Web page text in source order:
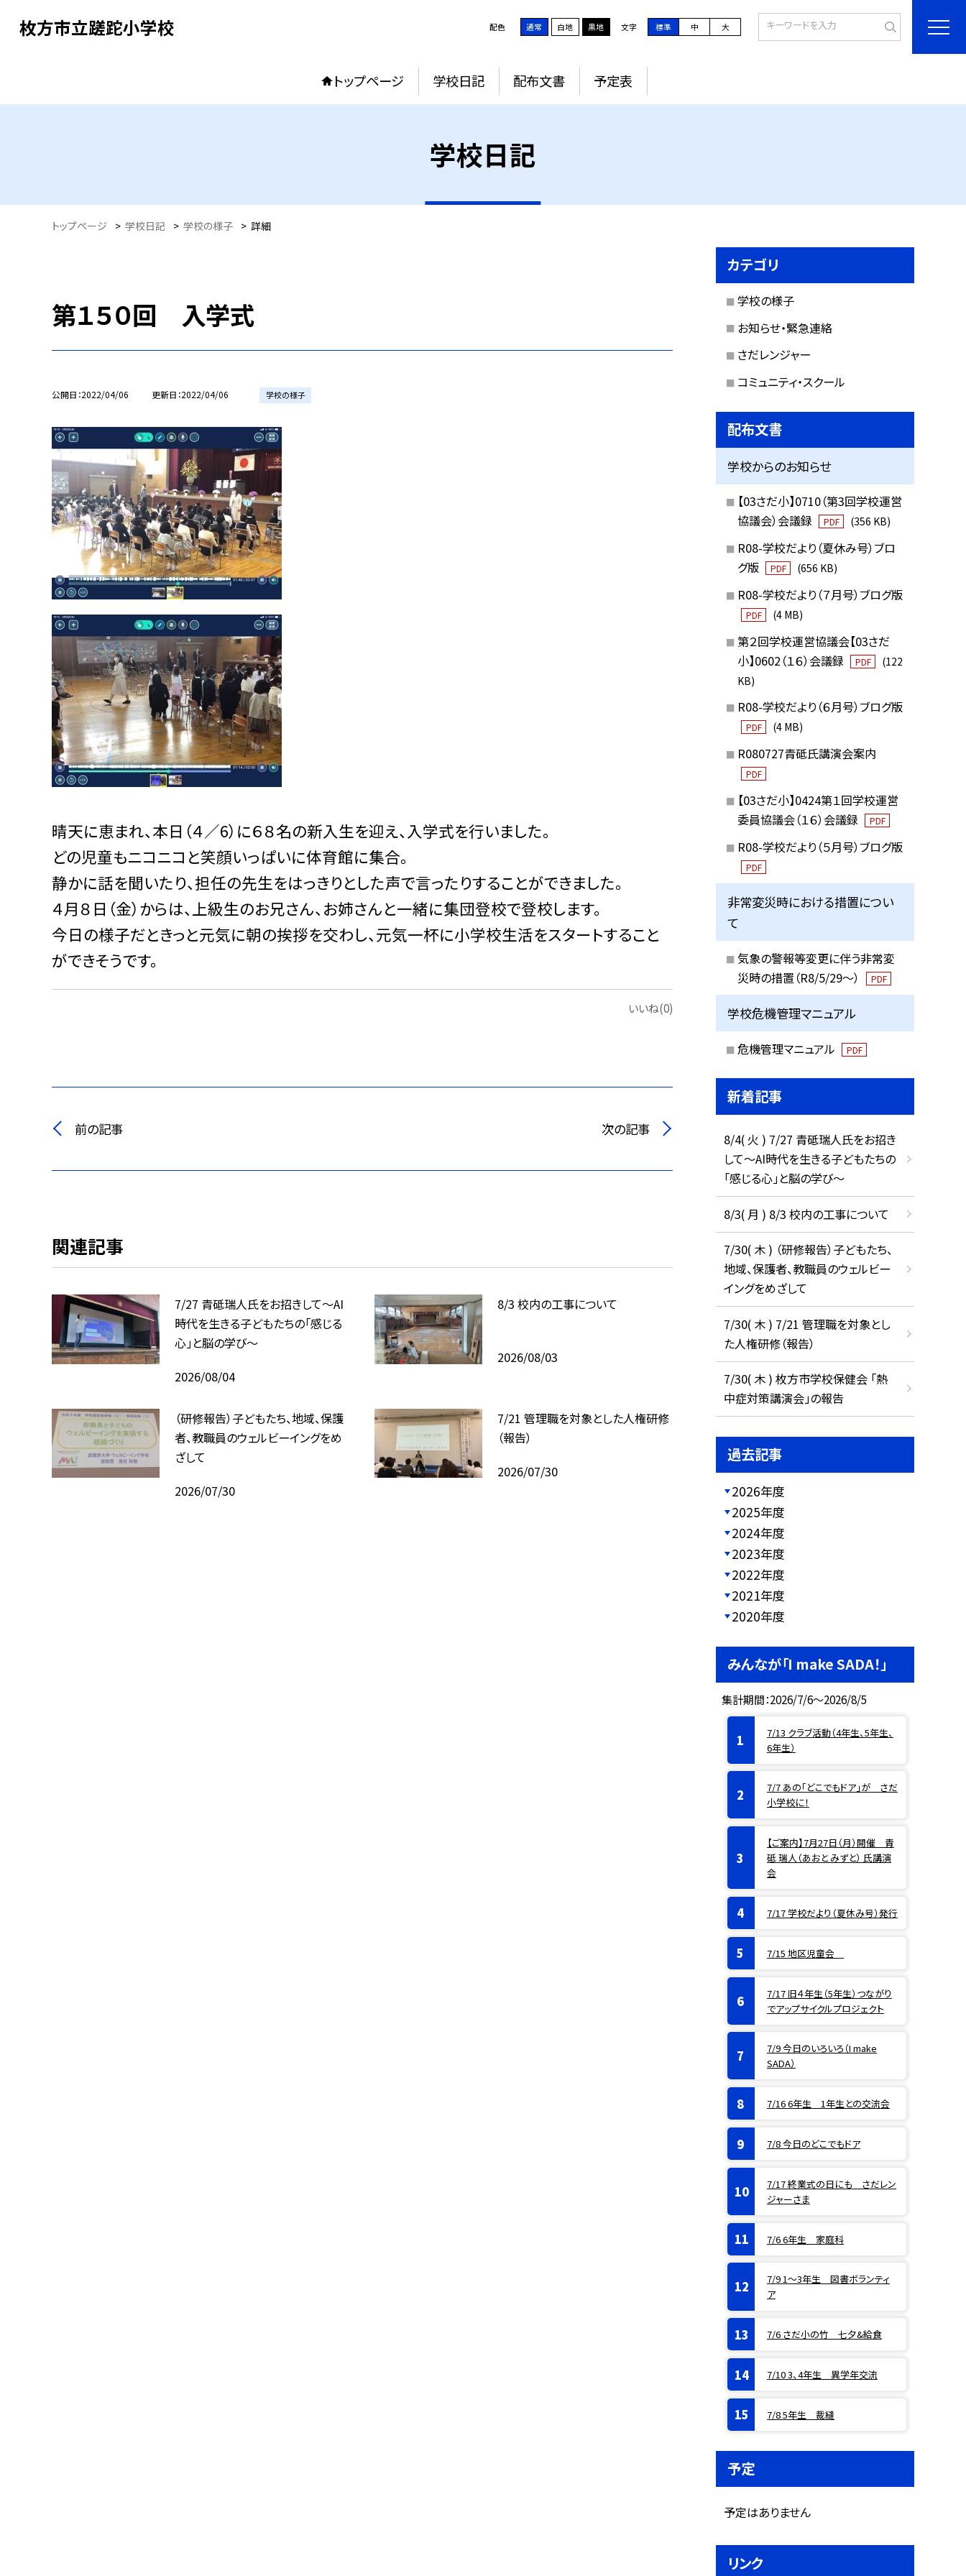
枚方市立蹉跎小学校 配色 通常 白地 黒地 文字 標準 中 大
トップページ 学校日記 配布文書 予定表
学校日記
トップページ > 学校日記 > 学校の様子 > 詳細
第１５０回 入学式
公開日 2022/04/06 更新日 2022/04/06 学校の様子
晴天に恵まれ、本日（４／6）に６８名の新入生を迎え、入学式を行いました。
どの児童もニコニコと笑顔いっぱいに体育館に集合。
静かに話を聞いたり、担任の先生をはっきりとした声で言ったりすることができました。
４月８日（金）からは、上級生のお兄さん、お姉さんと一緒に集団登校で登校します。
今日の様子だときっと元気に朝の挨拶を交わし、元気一杯に小学校生活をスタートすること
ができそうです。
いいね(0)
前の記事 次の記事
関連記事
7/27 青砥瑞人氏をお招きして〜AI
時代を生きる子どもたちの「感じる
心」と脳の学び〜
2026/08/04
8/3 校内の工事について
2026/08/03
（研修報告）子どもたち、地域、保護
者、教職員のウェルビーイングをめ
ざして
2026/07/30
7/21 管理職を対象とした人権研修
（報告）
2026/07/30
カテゴリ
学校の様子
お知らせ・緊急連絡
さだレンジャー
コミュニティ・スクール
配布文書
学校からのお知らせ
【03さだ小】0710（第3回学校運営
協議会）会議録
PDF (356 KB)
R08-学校だより（夏休み号）ブロ
グ版
PDF (656 KB)
R08-学校だより（７月号）ブログ版
PDF (4 MB)
第２回学校運営協議会【03さだ
小】0602（１６）会議録
PDF
(122
KB)
R08-学校だより（６月号）ブログ版
PDF (4 MB)
R080727青砥氏講演会案内
PDF
【03さだ小】0424第１回学校運営
委員協議会（１６）会議録
PDF
R08-学校だより（５月号）ブログ版
PDF
非常変災時における措置につい
て
気象の警報等変更に伴う非常変
災時の措置（R8/5/29〜）
PDF
学校危機管理マニュアル
危機管理マニュアル PDF
新着記事
8/4( 火 ) 7/27 青砥瑞人氏をお招き
して〜AI時代を生きる子どもたちの
「感じる心」と脳の学び〜
8/3( 月 ) 8/3 校内の工事について
7/30( 木 ) （研修報告）子どもたち、
地域、保護者、教職員のウェルビー
イングをめざして
7/30( 木 ) 7/21 管理職を対象とし
た人権研修（報告）
7/30( 木 ) 枚方市学校保健会 「熱
中症対策講演会」の報告
過去記事
2026年度
2025年度
2024年度
2023年度
2022年度
2021年度
2020年度
みんなが「I make SADA！」
集計期間：2026/7/6～2026/8/5
7/13 クラブ活動（4年生、5年生、
6年生）
7/7 あの「どこでもドア」が さだ
小学校に！
【ご案内】7月27日（月）開催 青
砥 瑞人（あおと みずと） 氏講演
会
7/17 学校だより（夏休み号）発行
7/15 地区児童会
7/17 旧４年生（5年生）つながり
でアップサイクルプロジェクト
7/9 今日のいろいろ（I make
SADA）
7/16 6年生 1年生との交流会
7/8 今日のどこでもドア
7/17 終業式の日にも さだレン
ジャーさま
7/6 6年生 家庭科
7/9 1〜3年生 図書ボランティ
ア
7/6 さだ小の竹 七夕&給食
7/10 3、4年生 異学年交流
7/8 5年生 裁縫
予定
予定はありません
リンク